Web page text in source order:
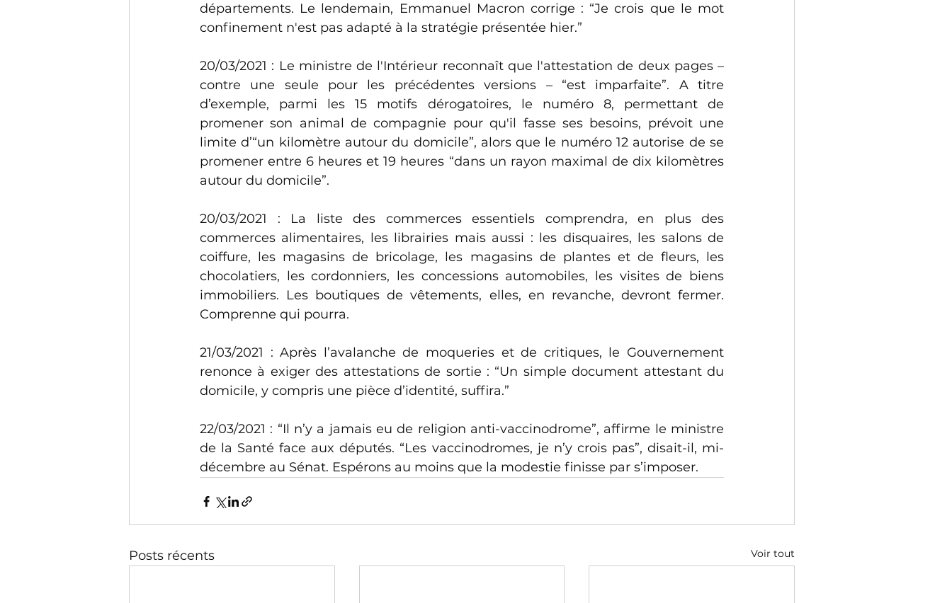
départements. Le lendemain, Emmanuel Macron corrige : “Je crois que le mot
confinement n'est pas adapté à la stratégie présentée hier.”
20/03/2021 : Le ministre de l'Intérieur reconnaît que l'attestation de deux pages –
contre une seule pour les précédentes versions – “est imparfaite”. A titre
d’exemple, parmi les 15 motifs dérogatoires, le numéro 8, permettant de
promener son animal de compagnie pour qu'il fasse ses besoins, prévoit une
limite d’“un kilomètre autour du domicile”, alors que le numéro 12 autorise de se
promener entre 6 heures et 19 heures “dans un rayon maximal de dix kilomètres
autour du domicile”.
20/03/2021 : La liste des commerces essentiels comprendra, en plus des
commerces alimentaires, les librairies mais aussi : les disquaires, les salons de
coiffure, les magasins de bricolage, les magasins de plantes et de fleurs, les
chocolatiers, les cordonniers, les concessions automobiles, les visites de biens
immobiliers. Les boutiques de vêtements, elles, en revanche, devront fermer.
Comprenne qui pourra.
21/03/2021 : Après l’avalanche de moqueries et de critiques, le Gouvernement
renonce à exiger des attestations de sortie : “Un simple document attestant du
domicile, y compris une pièce d’identité, suffira.”
22/03/2021 : “Il n’y a jamais eu de religion anti-vaccinodrome”, affirme le ministre
de la Santé face aux députés. “Les vaccinodromes, je n’y crois pas”, disait-il, mi-
décembre au Sénat. Espérons au moins que la modestie finisse par s’imposer.
Posts récents Voir tout